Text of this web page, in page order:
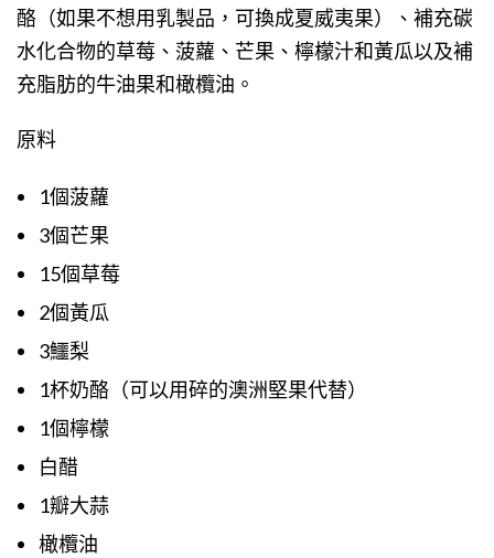
酪（如果不想用乳製品，可換成夏威夷果）、補充碳
水化合物的草莓、菠蘿、芒果、檸檬汁和黃瓜以及補
充脂肪的牛油果和橄欖油。
原料
1個菠蘿
3個芒果
15個草莓
2個黃瓜
3鱷梨
1杯奶酪（可以用碎的澳洲堅果代替）
1個檸檬
白醋
1瓣大蒜
橄欖油